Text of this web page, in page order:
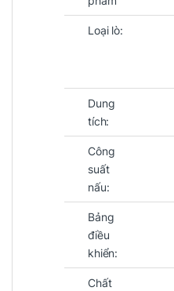
Loại lò:
Dung
tích:
Công
suất
nấu:
Bảng
điều
khiển:
Chất